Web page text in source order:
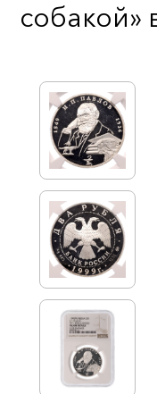
собакой»